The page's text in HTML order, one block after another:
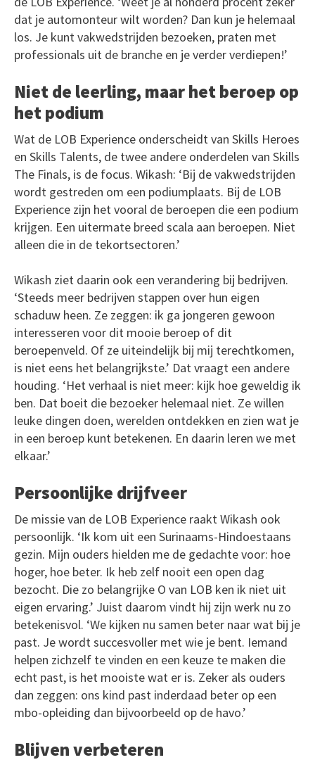
dat je automonteur wilt worden? Dan kun je helemaal
los. Je kunt vakwedstrijden bezoeken, praten met
professionals uit de branche en je verder verdiepen!’
Niet de leerling, maar het beroep op
het podium
Wat de LOB Experience onderscheidt van Skills Heroes
en Skills Talents, de twee andere onderdelen van Skills
The Finals, is de focus. Wikash: ‘Bij de vakwedstrijden
wordt gestreden om een podiumplaats. Bij de LOB
Experience zijn het vooral de beroepen die een podium
krijgen. Een uitermate breed scala aan beroepen. Niet
alleen die in de tekortsectoren.’
Wikash ziet daarin ook een verandering bij bedrijven.
‘Steeds meer bedrijven stappen over hun eigen
schaduw heen. Ze zeggen: ik ga jongeren gewoon
interesseren voor dit mooie beroep of dit
beroepenveld. Of ze uiteindelijk bij mij terechtkomen,
is niet eens het belangrijkste.’ Dat vraagt een andere
houding. ‘Het verhaal is niet meer: kijk hoe geweldig ik
ben. Dat boeit die bezoeker helemaal niet. Ze willen
leuke dingen doen, werelden ontdekken en zien wat je
in een beroep kunt betekenen. En daarin leren we met
elkaar.’
Persoonlijke drijfveer
De missie van de LOB Experience raakt Wikash ook
persoonlijk. ‘Ik kom uit een Surinaams-Hindoestaans
gezin. Mijn ouders hielden me de gedachte voor: hoe
hoger, hoe beter. Ik heb zelf nooit een open dag
bezocht. Die zo belangrijke O van LOB ken ik niet uit
eigen ervaring.’ Juist daarom vindt hij zijn werk nu zo
betekenisvol. ‘We kijken nu samen beter naar wat bij je
past. Je wordt succesvoller met wie je bent. Iemand
helpen zichzelf te vinden en een keuze te maken die
echt past, is het mooiste wat er is. Zeker als ouders
dan zeggen: ons kind past inderdaad beter op een
mbo-opleiding dan bijvoorbeeld op de havo.’
Blijven verbeteren